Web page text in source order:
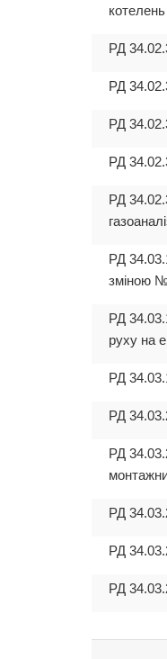
котелень
РД
РД
РД
РД
РД
РД
зміною
РД
руху на
РД
РД
РД
РД
РД
РД